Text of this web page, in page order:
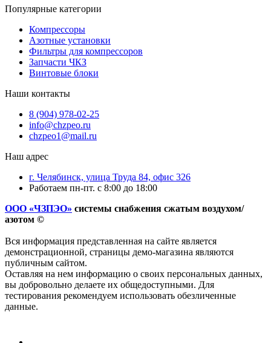
Популярные категории
Компрессоры
Азотные установки
Фильтры для компрессоров
Запчасти ЧКЗ
Винтовые блоки
Наши контакты
8 (904) 978-02-25
info@chzpeo.ru
chzpeo1@mail.ru
Наш адрес
г. Челябинск, улица Труда 84, офис 326
Работаем пн-пт. с 8:00 до 18:00
ООО «ЧЗПЭО» системы снабжения сжатым воздухом/
азотом ©
Вся информация представленная на сайте является
демонстрационной, страницы демо-магазина являются
публичным сайтом.
Оставляя на нем информацию о своих персональных данных,
вы добровольно делаете их общедоступными. Для
тестирования рекомендуем использовать обезличенные
данные.